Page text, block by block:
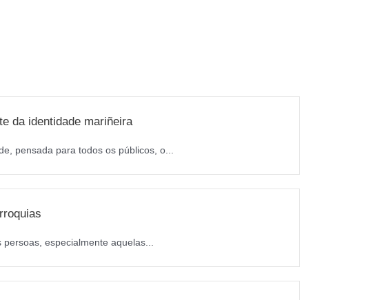
da identidade mariñeira
pensada para todos os públicos, o...
especialmente aquelas...